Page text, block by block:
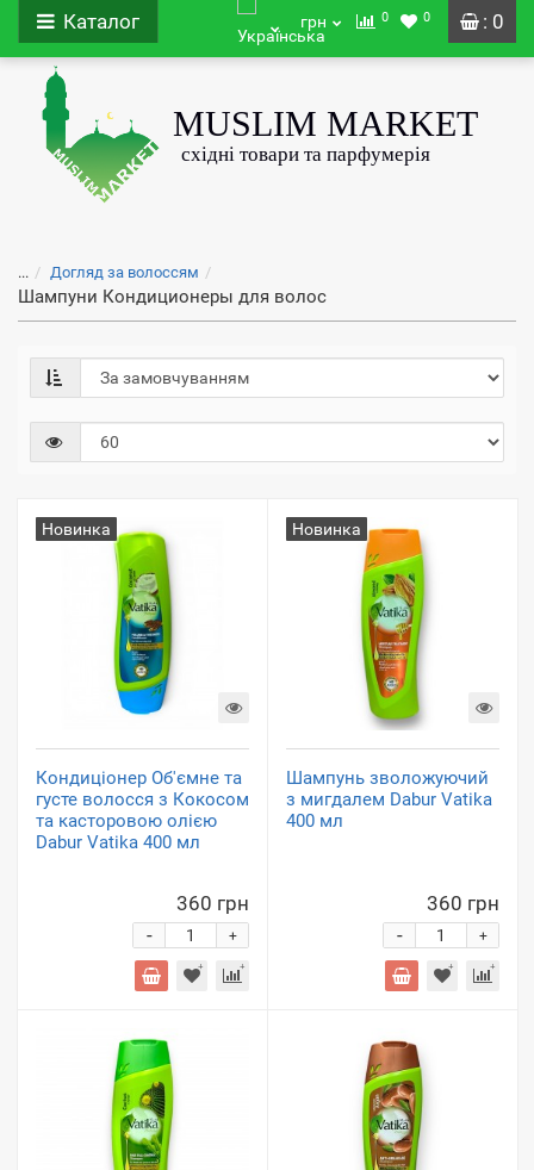
: 0
Каталог грн 0 0
... Догляд за волоссям
Шампуни Кондиционеры для волос
Новинка
Кондиціонер Об'ємне та
густе волосся з Кокосом
та касторовою олією
Dabur Vatika 400 мл
360 грн
+
-
Новинка
Шампунь зволожуючий
з мигдалем Dabur Vatika
400 мл
360 грн
+
-